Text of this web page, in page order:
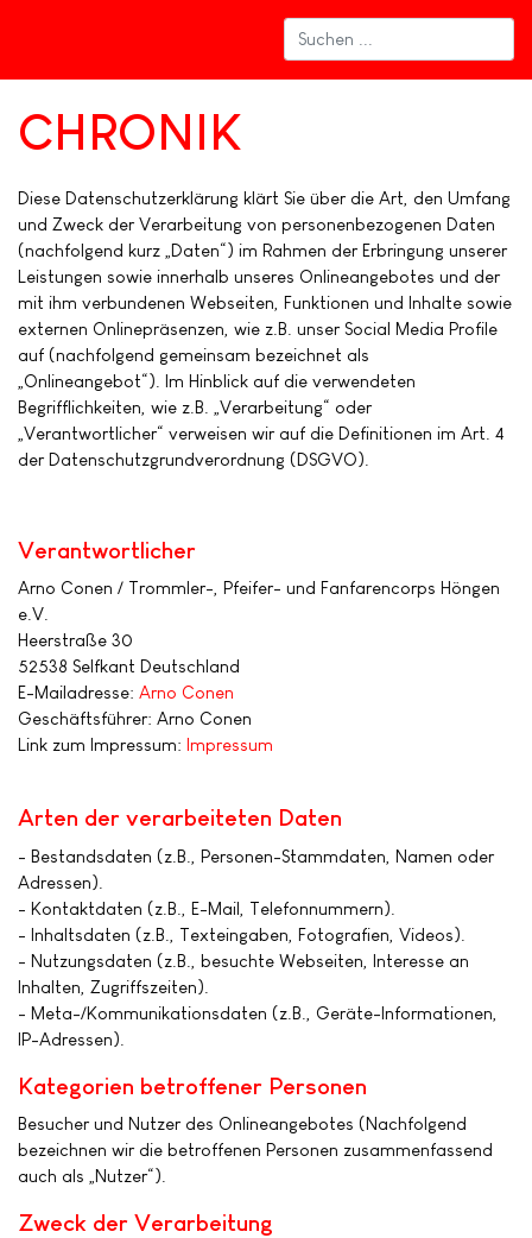
CHRONIK
Diese Datenschutzerklärung klärt Sie über die Art, den Umfang
und Zweck der Verarbeitung von personenbezogenen Daten
(nachfolgend kurz „Daten“) im Rahmen der Erbringung unserer
Leistungen sowie innerhalb unseres Onlineangebotes und der
mit ihm verbundenen Webseiten, Funktionen und Inhalte sowie
externen Onlinepräsenzen, wie z.B. unser Social Media Profile
auf (nachfolgend gemeinsam bezeichnet als
„Onlineangebot“). Im Hinblick auf die verwendeten
Begrifflichkeiten, wie z.B. „Verarbeitung“ oder
„Verantwortlicher“ verweisen wir auf die Definitionen im Art. 4
der Datenschutzgrundverordnung (DSGVO).
Verantwortlicher
Arno Conen / Trommler-, Pfeifer- und Fanfarencorps Höngen
e.V.
Heerstraße 30
52538 Selfkant Deutschland
E-Mailadresse: Arno Conen
Geschäftsführer: Arno Conen
Link zum Impressum: Impressum
Arten der verarbeiteten Daten
- Bestandsdaten (z.B., Personen-Stammdaten, Namen oder
Adressen).
- Kontaktdaten (z.B., E-Mail, Telefonnummern).
- Inhaltsdaten (z.B., Texteingaben, Fotografien, Videos).
- Nutzungsdaten (z.B., besuchte Webseiten, Interesse an
Inhalten, Zugriffszeiten).
- Meta-/Kommunikationsdaten (z.B., Geräte-Informationen,
IP-Adressen).
Kategorien betroffener Personen
Besucher und Nutzer des Onlineangebotes (Nachfolgend
bezeichnen wir die betroffenen Personen zusammenfassend
auch als „Nutzer“).
Zweck der Verarbeitung